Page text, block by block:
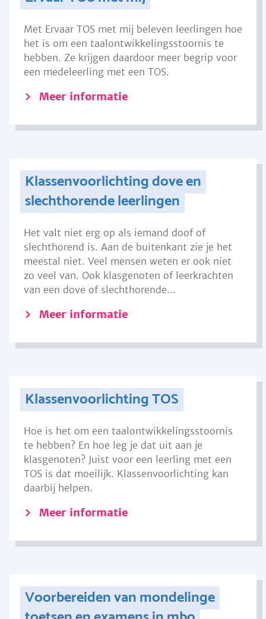
Met Ervaar TOS met mij beleven leerlingen hoe
het is om een taalontwikkelingsstoornis te
hebben. Ze krijgen daardoor meer begrip voor
een medeleerling met een TOS.
Meer informatie
Klassenvoorlichting dove en
slechthorende leerlingen
Het valt niet erg op als iemand doof of
slechthorend is. Aan de buitenkant zie je het
meestal niet. Veel mensen weten er ook niet
zo veel van. Ook klasgenoten of leerkrachten
van een dove of slechthorende...
Meer informatie
Klassenvoorlichting TOS
Hoe is het om een taalontwikkelingsstoornis
te hebben? En hoe leg je dat uit aan je
klasgenoten? Juist voor een leerling met een
TOS is dat moeilijk. Klassenvoorlichting kan
daarbij helpen.
Meer informatie
Voorbereiden van mondelinge